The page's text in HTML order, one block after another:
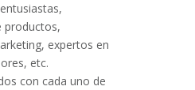
productos,
expertos en
etc.
con cada uno de